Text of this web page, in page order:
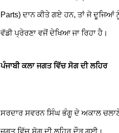
Parts) ਦਾਨ ਕੀਤੇ ਗਏ ਹਨ, ਤਾਂ ਜੋ
ਵੱਡੀ ਪ੍ਰੇਰਣਾ ਵਜੋਂ ਦੇਖਿਆ ਜਾ ਰਿਹਾ ਹੈ।
ਪੰਜਾਬੀ ਕਲਾ ਜਗਤ ਵਿੱਚ ਸੋਗ ਦੀ ਲਹਿਰ
ਸਰਦਾਰ ਸਵਰਨ ਸਿੰਘ ਭੰਗੂ ਦੇ ਅਕਾਲ
ਜਗਤ ਵਿੱਚ ਸੋਗ ਦੀ ਲਹਿਰ ਦੌੜ ਗਈ।